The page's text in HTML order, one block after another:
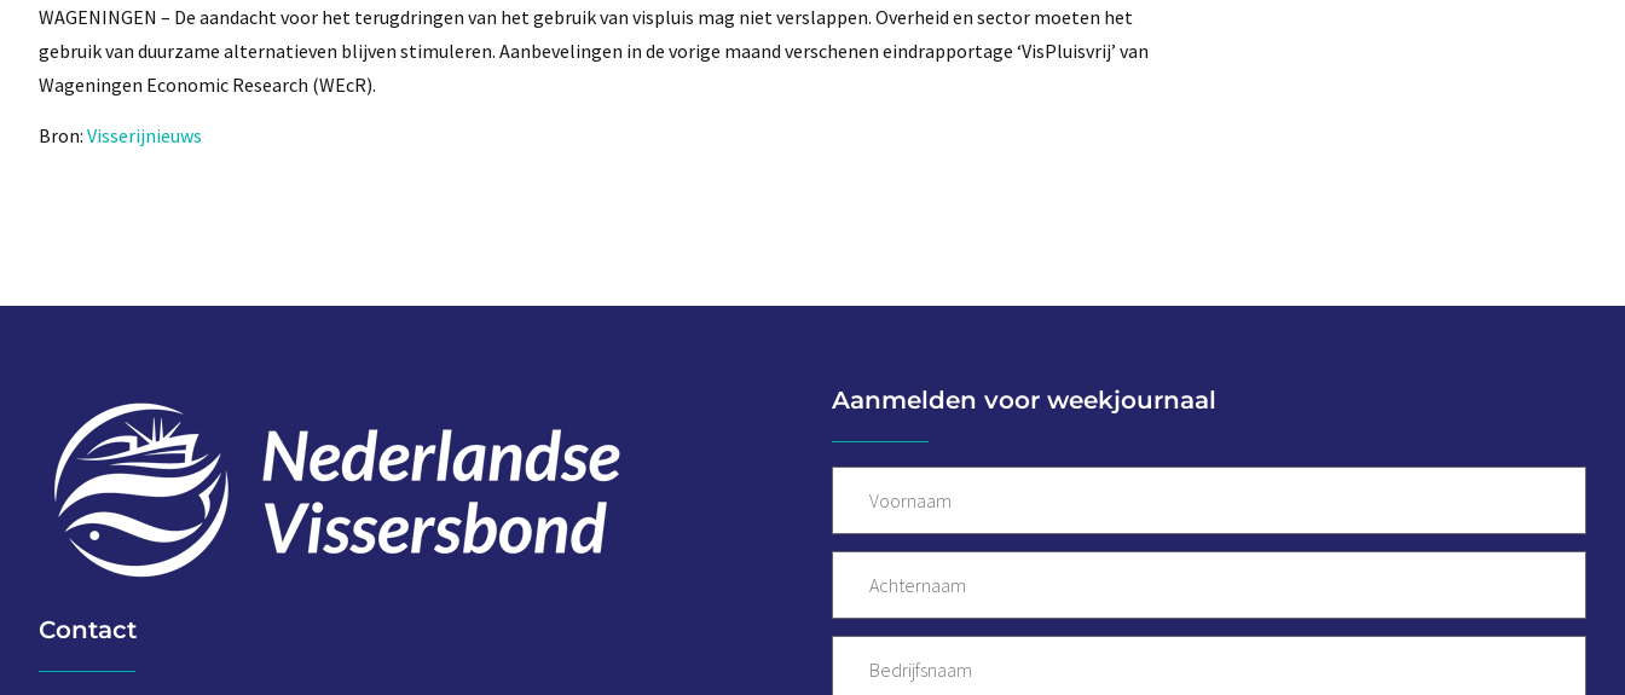
WAGENINGEN – De aandacht voor het terugdringen van het gebruik van vispluis mag niet verslappen. Overheid en sector moeten het
gebruik van duurzame alternatieven blijven stimuleren. Aanbevelingen in de vorige maand verschenen eindrapportage ‘VisPluisvrij’ van
Wageningen Economic Research (WEcR).
Bron: Visserijnieuws
Contact
Aanmelden voor weekjournaal